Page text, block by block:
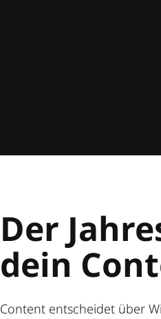
Der
dein
Content entscheidet über